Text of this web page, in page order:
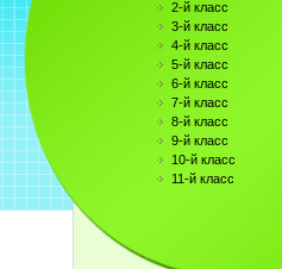
2-й класс
3-й класс
4-й класс
5-й класс
6-й класс
7-й класс
8-й класс
9-й класс
10-й класс
11-й класс